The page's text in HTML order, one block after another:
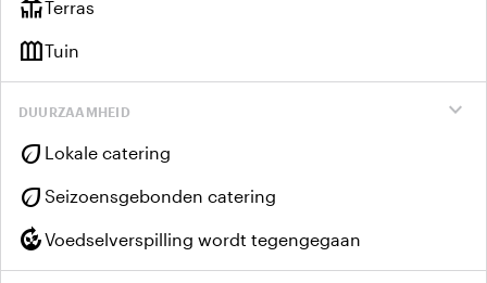
deckTerras
outdoor_gardenTuin
expand_more
DUURZAAMHEID
eco Lokale catering
eco Seizoensgebonden catering
compostVoedselverspilling wordt tegengegaan